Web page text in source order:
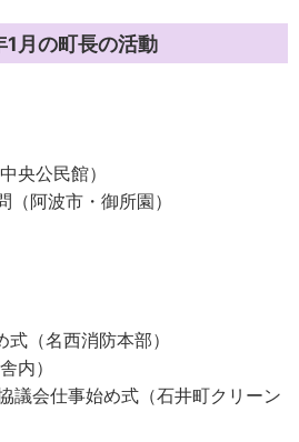
の町長の活動
央公民館）
阿波市・御所園）
（名西消防本部）
内）
議会仕事始め式（石井町クリーン